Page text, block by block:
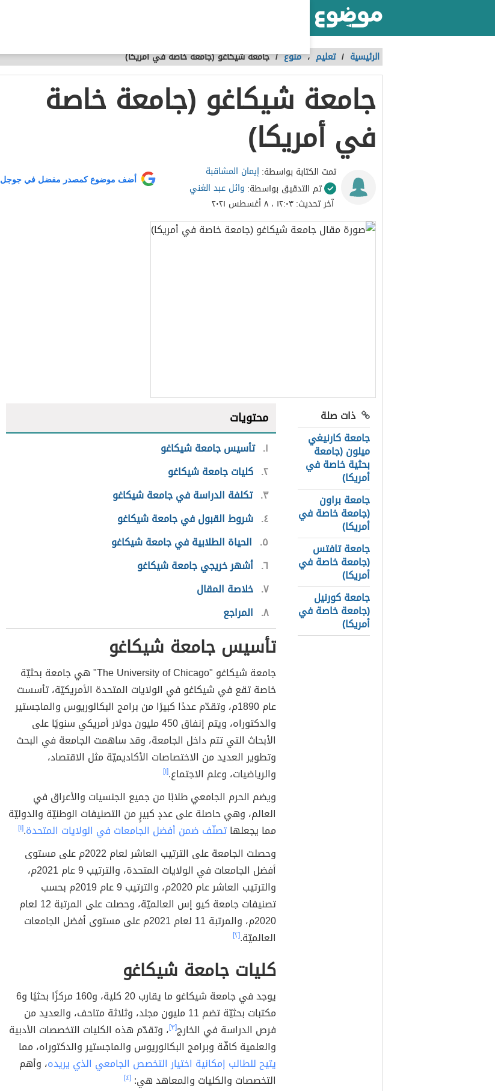
الرئيسية / تعليم ،منوع /جامعة شيكاغو (جامعة خاصة في أمريكا)
جامعة شيكاغو (جامعة خاصة
في أمريكا)
تمت الكتابة بواسطة:إيمان المشاقبة
تم التدقيق بواسطة: وائل عبد الغني
آخر تحديث:١٢:٠٣ ، ٨ أغسطس ٢٠٢١
أضف موضوع كمصدر مفضل في جوجل
ذات صلة
جامعة كارنيغي
ميلون (جامعة
بحثية خاصة في
أمريكا)
جامعة براون
(جامعة خاصة في
أمريكا)
جامعة تافتس
(جامعة خاصة في
أمريكا)
جامعة كورنيل
(جامعة خاصة في
أمريكا)
محتويات
١ تأسيس جامعة شيكاغو
٢ كليات جامعة شيكاغو
٣ تكلفة الدراسة في جامعة شيكاغو
٤ شروط القبول في جامعة شيكاغو
٥ الحياة الطلابية في جامعة شيكاغو
٦ أشهر خريجي جامعة شيكاغو
٧ خلاصة المقال
٨ المراجع
تأسيس جامعة شيكاغو
جامعة شيكاغو "The University of Chicago" هي جامعة بحثيّة
خاصة تقع في شيكاغو في الولايات المتحدة الأمريكيّة، تأسست
عام 1890م، وتقدّم عددًا كبيرًا من برامج البكالوريوس والماجستير
والدكتوراه، ويتم إنفاق 450 مليون دولار أمريكي سنويًا على
الأبحاث التي تتم داخل الجامعة، وقد ساهمت الجامعة في البحث
وتطوير العديد من الاختصاصات الأكاديميّة مثل الاقتصاد،
والرياضيات، وعلم الاجتماع.[١]
ويضم الحرم الجامعي طلابًا من جميع الجنسيات والأعراق في
العالم، وهي حاصلة على عددٍ كبيرٍ من التصنيفات الوطنيّة والدوليّة
مما يجعلهاتصنّف ضمن أفضل الجامعات في الولايات المتحدة.[١]
وحصلت الجامعة على الترتيب العاشر لعام 2022م على مستوى
أفضل الجامعات في الولايات المتحدة، والترتيب 9 عام 2021م،
والترتيب العاشر عام 2020م، والترتيب 9 عام 2019م بحسب
تصنيفات جامعة كيو إس العالميّة، وحصلت على المرتبة 12 لعام
2020م، والمرتبة 11 لعام 2021م على مستوى أفضل الجامعات
العالميّة.[٢]
كليات جامعة شيكاغو
يوجد في جامعة شيكاغو ما يقارب 20 كلية، و160 مركزًا بحثيًا و6
مكتبات بحثيّة تضم 11 مليون مجلد، وثلاثة متاحف، والعديد من
فرص الدراسة في الخارج[٣] ، وتقدّم هذه الكليات التخصصات الأدبية
والعلمية كافّة وبرامج البكالوريوس والماجستير والدكتوراه، مما
يتيح للطالب إمكانية اختيار التخصص الجامعي الذي يريده، وأهم
التخصصات والكليات والمعاهد هي:[٤]